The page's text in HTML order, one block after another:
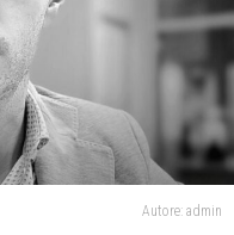
Autore: admin